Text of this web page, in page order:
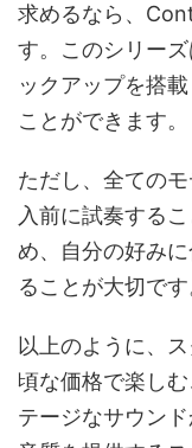
求めるなら、
す。このシリー
ックアップを搭
ことができます。
ただし、全ての
入前に試奏する
め、自分の好み
ることが大切です
以上のように、
頃な価格で楽し
テージなサウン